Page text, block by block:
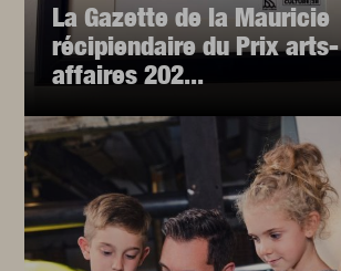
La Gazette de la Mauricie
récipiendaire du Prix arts-
affaires 202...